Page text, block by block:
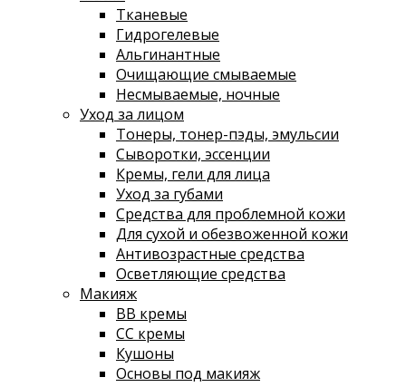
Тканевые
Гидрогелевые
Альгинантные
Очищающие смываемые
Несмываемые, ночные
Уход за лицом
Тонеры, тонер-пэды, эмульсии
Сыворотки, эссенции
Кремы, гели для лица
Уход за губами
Средства для проблемной кожи
Для сухой и обезвоженной кожи
Антивозрастные средства
Осветляющие средства
Макияж
ВВ кремы
СС кремы
Кушоны
Основы под макияж